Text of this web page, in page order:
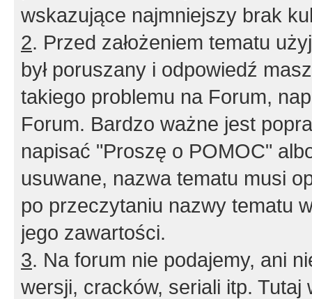
wskazujące najmniejszy brak
2. Przed założeniem tematu
był poruszany i odpowiedź
takiego problemu na Forum,
Forum. Bardzo ważne jest
napisać "Proszę o POMOC"
usuwane, nazwa tematu musi
po przeczytaniu nazwy tematu
jego zawartości.
3. Na forum nie podajemy, ani
wersji, cracków, seriali itp. Tutaj